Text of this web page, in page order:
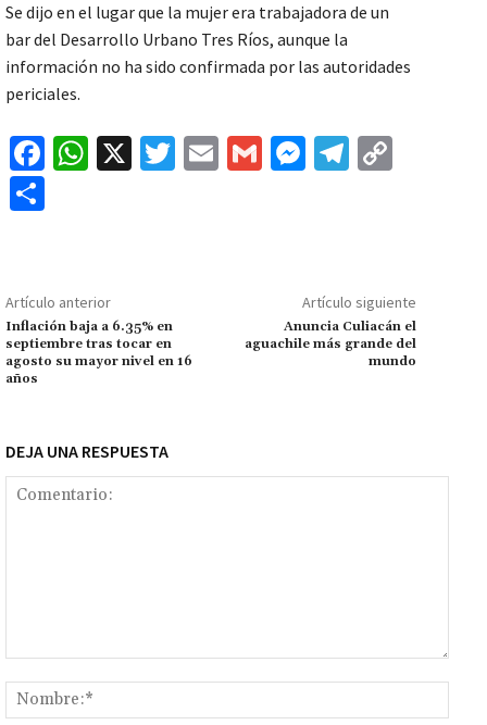
Se dijo en el lugar que la mujer era trabajadora de un
bar del Desarrollo Urbano Tres Ríos, aunque la
información no ha sido confirmada por las autoridades
periciales.
Fa
o
k
W
p
p
X
T
E
G
M
ge
r
Te
m Li
n
k
p
ar
tir
Artículo anterior
Inflación baja a 6.35% en
septiembre tras tocar en
agosto su mayor nivel en 16
años
Artículo siguiente
Anuncia Culiacán el
aguachile más grande del
mundo
DEJA UNA RESPUESTA